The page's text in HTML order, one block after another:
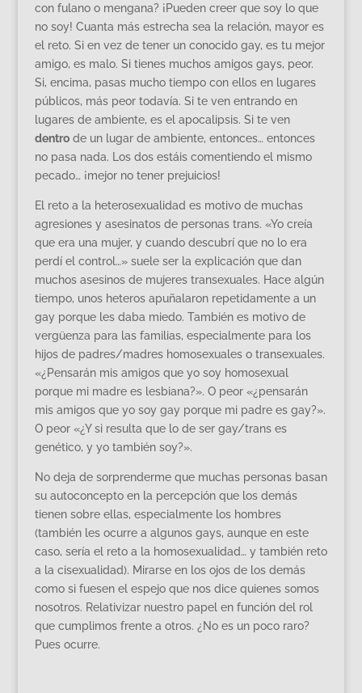
con fulano o mengana? ¡Pueden creer que soy lo que
no soy! Cuanta más estrecha sea la relación, mayor es
el reto. Si en vez de tener un conocido gay, es tu mejor
amigo, es malo. Si tienes muchos amigos gays, peor.
Si, encima, pasas mucho tiempo con ellos en lugares
públicos, más peor todavía. Si te ven entrando en
lugares de ambiente, es el apocalipsis. Si te ven
dentrode un lugar de ambiente, entonces… entonces
no pasa nada. Los dos estáis comentiendo el mismo
pecado… ¡mejor no tener prejuicios!
El reto a la heterosexualidad es motivo de muchas
agresiones y asesinatos de personas trans. «Yo creía
que era una mujer, y cuando descubrí que no lo era
perdí el control…» suele ser la explicación que dan
muchos asesinos de mujeres transexuales. Hace algún
tiempo, unos heteros apuñalaron repetidamente a un
gay porque les daba miedo. También es motivo de
vergüenza para las familias, especialmente para los
hijos de padres/madres homosexuales o transexuales.
«¿Pensarán mis amigos que yo soy homosexual
porque mi madre es lesbiana?». O peor «¿pensarán
mis amigos que yo soy gay porque mi padre es gay?».
O peor «¿Y si resulta que lo de ser gay/trans es
genético, y yo también soy?».
No deja de sorprenderme que muchas personas basan
su autoconcepto en la percepción que los demás
tienen sobre ellas, especialmente los hombres
(también les ocurre a algunos gays, aunque en este
caso, sería el reto a la homosexualidad… y también reto
a la cisexualidad). Mirarse en los ojos de los demás
como si fuesen el espejo que nos dice quienes somos
nosotros. Relativizar nuestro papel en función del rol
que cumplimos frente a otros. ¿No es un poco raro?
Pues ocurre.